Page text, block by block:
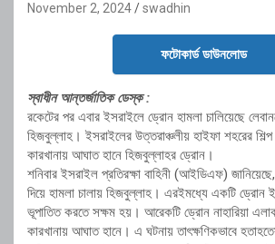
November 2, 2024 swadhin
ফটোকার্ড ডাউনলোড
স্বাধীন আন্তর্জাতিক ডেস্ক :
রকেটের পর এবার ইসরাইলে ড্রোন হামলা চালিয়েছে
হিজবুল্লাহ। ইসরাইলের উত্তরাঞ্চলীয় হাইফা শহরের
কারখানায় আঘাত হানে হিজবুল্লাহর ড্রোন।
শনিবার ইসরাইল প্রতিরক্ষা বাহিনী (আইডিএফ)
দিয়ে হামলা চালায় হিজবুল্লাহ। এরইমধ্যে একটি ড্রোন
ভূপাতিত করতে সক্ষম হয়। আরেকটি ড্রোন নাহারিয়া
কারখানায় আঘাত হানে। এ ঘটনায় তাৎক্ষণিকভাবে